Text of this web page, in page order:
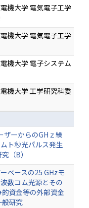
機大学 電気電子工学
機大学 電気電子工学
機大学 電子システム
機大学 工学研究科委
ザーからのGHｚ繰
ト秒光パルス発生
（B）
ベースの25 GHzモ
数コム光源とその
資金等の外部資金
般研究